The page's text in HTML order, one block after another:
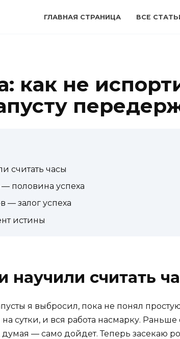
ГЛАВНАЯ СТРАНИЦА ВСЕ
как не
считать часы
половина успеха
— залог успеха
истины
научили считать
я выбросил, пока не понял
сутки, и вся работа насмарку. Раньше
— само дойдет. Теперь засекаю